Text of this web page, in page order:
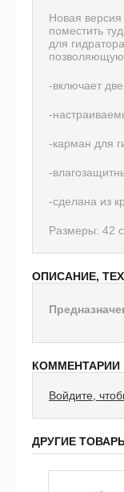
Новая
поместить
для
позволяющую
-включает
-
-карман для
-
-сделана из
Размеры: 42
ОПИСАНИЕ,
КОММЕНТАРИИ
Войдите,
ДРУГИЕ